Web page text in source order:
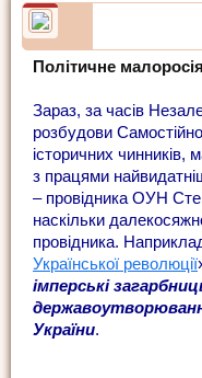
Політичне
Зараз, за часів
розбудови
історичних
з працями
– провідника ОУН
наскільки
провідника.
Української революції
імперські
України.